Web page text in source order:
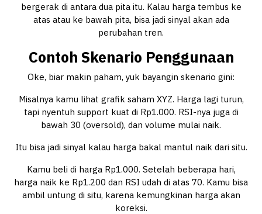
bergerak di antara dua pita itu. Kalau harga tembus ke
atas atau ke bawah pita, bisa jadi sinyal akan ada
perubahan tren.
Contoh Skenario Penggunaan
Oke, biar makin paham, yuk bayangin skenario gini:
Misalnya kamu lihat grafik saham XYZ. Harga lagi turun,
tapi nyentuh support kuat di Rp1.000. RSI-nya juga di
bawah 30 (oversold), dan volume mulai naik.
Itu bisa jadi sinyal kalau harga bakal mantul naik dari situ.
Kamu beli di harga Rp1.000. Setelah beberapa hari,
harga naik ke Rp1.200 dan RSI udah di atas 70. Kamu bisa
ambil untung di situ, karena kemungkinan harga akan
koreksi.